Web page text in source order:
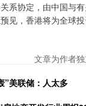
系协定，由中国与
见，香港将为全球
文章为作者
”美联储：人太多